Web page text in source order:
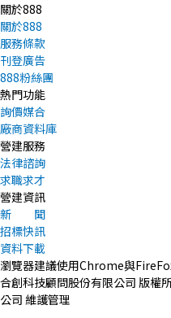
關於888
關於888
服務條款
刊登廣告
888粉絲團
熱門功能
詢價媒合
廠商資料庫
營建服務
法律諮詢
求職求才
營建資訊
新 聞
招標快訊
資料下載
瀏覽器建議使用Chrome與
合創科技顧問股份有限公司 版權
公司 維護管理